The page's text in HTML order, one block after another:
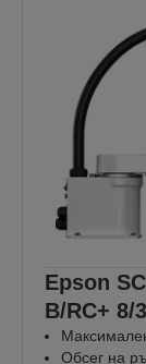
Epson
B/RC+ 8/
Обсег на